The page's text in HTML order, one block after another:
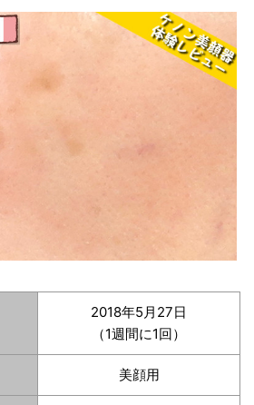
2018年5月27日
（1週間に1回）
美顔用